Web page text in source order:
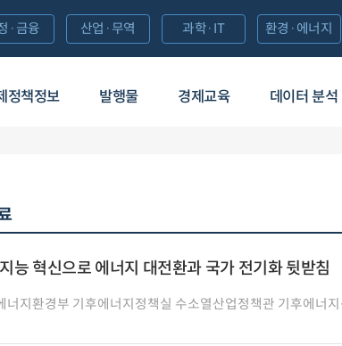
정책정보 발행물 경제교육 데이터 분석
·금융 산업·무역 과학·IT 환경·에너지
능 혁신으로 에너지 대전환과 국가 전기화 뒷받침
너지환경부 기후에너지정책실 수소열산업정책관 기후에너